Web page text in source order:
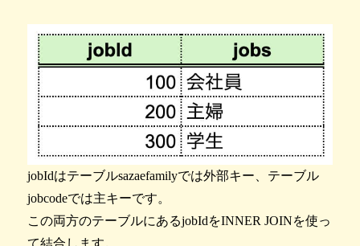
jobIdはテーブルsazaefamilyでは外部キー、テーブル
jobcodeでは主キーです。
この両方のテーブルにあるjobIdをINNER JOINを使っ
て結合します。